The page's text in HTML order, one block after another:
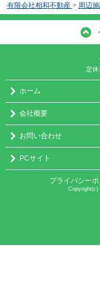
有限会社相和不動産 > 周辺
定
ホーム
会社概要
お問い合わせ
PCサイト
プライバシー
Copyright(c)